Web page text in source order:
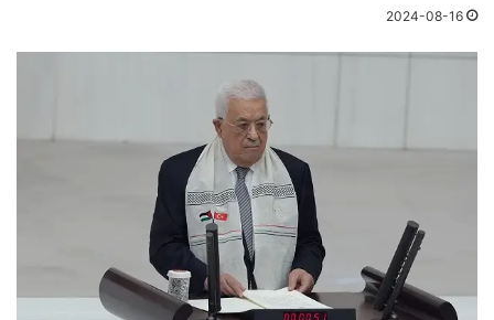
2024-08-16